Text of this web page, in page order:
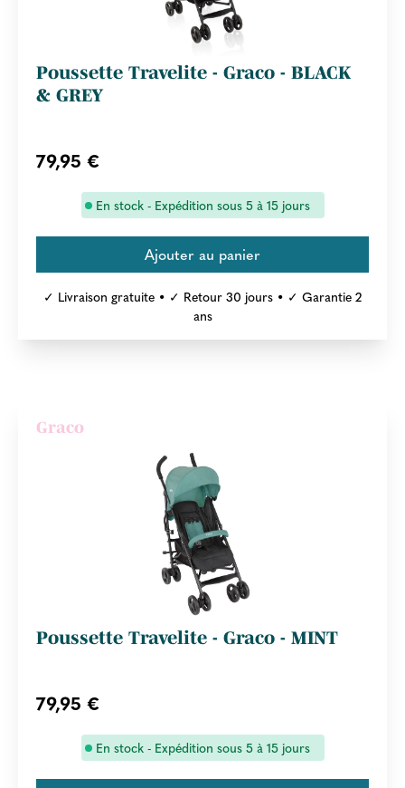
Poussette Travelite - Graco - BLACK
& GREY
79,95 €
En stock - Expédition sous 5 à 15 jours
✓ Livraison gratuite • ✓ Retour 30 jours • ✓ Garantie 2
ans
Graco
Poussette Travelite - Graco - MINT
79,95 €
En stock - Expédition sous 5 à 15 jours